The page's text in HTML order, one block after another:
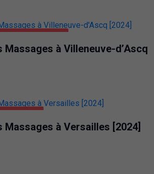
Massages à Villeneuve-d’Ascq
Massages à Versailles [2024]